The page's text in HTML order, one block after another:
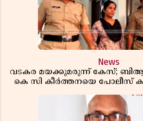
News
വടകര മയക്കുമരുന്ന് കേസ്;
കെ സി കീർത്തനയെ പോലീസ്